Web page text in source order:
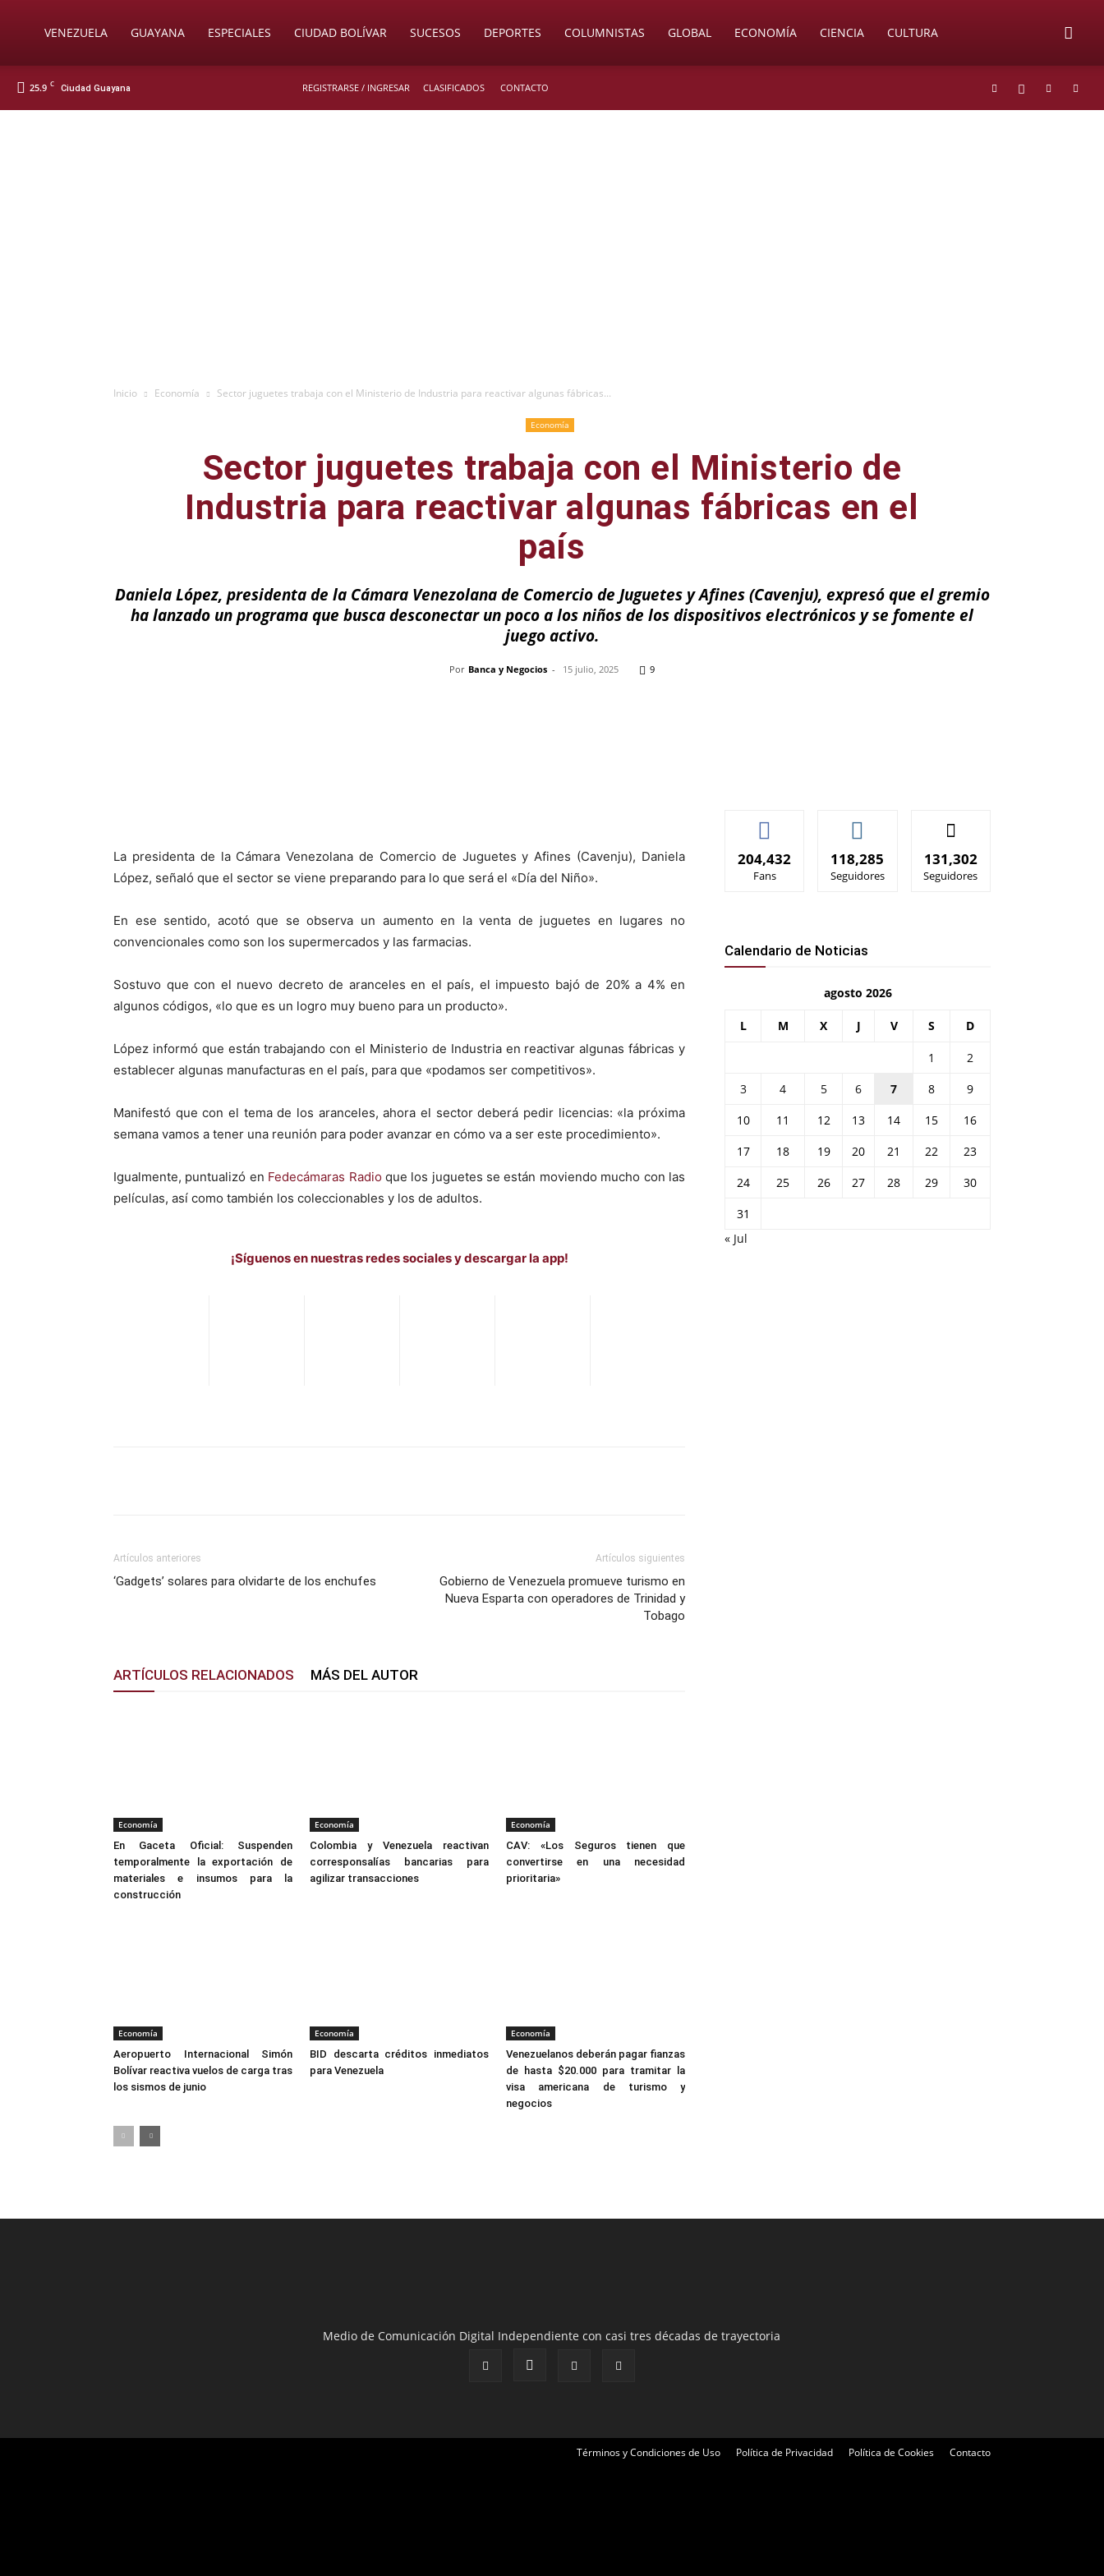
SoyVENEZUELA GUAYANA ESPECIALES CIUDAD BOLÍVAR SUCESOS DEPORTES COLUMNISTAS GLOBAL ECONOMÍA CIENCIA CULTURA
25.9 C Ciudad Guayana REGISTRARSE / INGRESAR CLASIFICADOS CONTACTO
Inicio Economía Sector juguetes trabaja con el Ministerio de Industria para reactivar algunas fábricas...
Economía
Sector juguetes trabaja con el Ministerio de
Industria para reactivar algunas fábricas en el
país
Daniela López, presidenta de la Cámara Venezolana de Comercio de Juguetes y Afines (Cavenju), expresó que el gremio
ha lanzado un programa que busca desconectar un poco a los niños de los dispositivos electrónicos y se fomente el
juego activo.
Por Banca y Negocios - 15 julio, 2025 9
La presidenta de la Cámara Venezolana de Comercio de Juguetes y Afines (Cavenju), Daniela
López, señaló que el sector se viene preparando para lo que será el «Día del Niño».
En ese sentido, acotó que se observa un aumento en la venta de juguetes en lugares no
convencionales como son los supermercados y las farmacias.
Sostuvo que con el nuevo decreto de aranceles en el país, el impuesto bajó de 20% a 4% en
algunos códigos, «lo que es un logro muy bueno para un producto».
López informó que están trabajando con el Ministerio de Industria en reactivar algunas fábricas y
establecer algunas manufacturas en el país, para que «podamos ser competitivos».
Manifestó que con el tema de los aranceles, ahora el sector deberá pedir licencias: «la próxima
semana vamos a tener una reunión para poder avanzar en cómo va a ser este procedimiento».
Igualmente, puntualizó en Fedecámaras Radio que los juguetes se están moviendo mucho con las
películas, así como también los coleccionables y los de adultos.
¡Síguenos en nuestras redes sociales y descargar la app!
Artículos anteriores
‘Gadgets’ solares para olvidarte de los enchufes
Artículos siguientes
Gobierno de Venezuela promueve turismo en
Nueva Esparta con operadores de Trinidad y
Tobago
ARTÍCULOS RELACIONADOS MÁS DEL AUTOR
Economía
En Gaceta Oficial: Suspenden
temporalmente la exportación de
materiales e insumos para la
construcción
Economía
Colombia y Venezuela reactivan
corresponsalías bancarias para
agilizar transacciones
Economía
CAV: «Los Seguros tienen que
convertirse en una necesidad
prioritaria»
Economía
Aeropuerto Internacional Simón
Bolívar reactiva vuelos de carga tras
los sismos de junio
Economía
BID descarta créditos inmediatos
para Venezuela
Economía
Venezuelanos deberán pagar fianzas
de hasta $20.000 para tramitar la
visa americana de turismo y
negocios
204,432
Fans
118,285
Seguidores
131,302
Seguidores
Calendario de Noticias
agosto 2026
L M X J V S D
1
2
3
4 5 6 7 8
9
10
11 12 13 14 15
16
17
18 19 20 21 22
23
24
25 26 27 28 29
30
31
« Jul
Medio de Comunicación Digital Independiente con casi tres décadas de trayectoria
Términos y Condiciones de Uso Política de Privacidad Política de Cookies Contacto